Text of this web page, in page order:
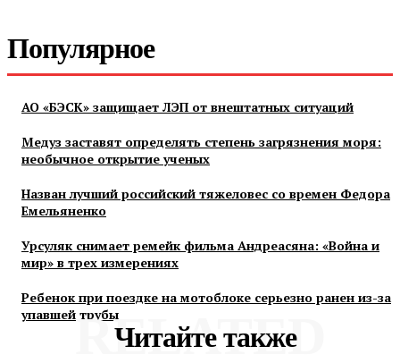
Популярное
АО «БЭСК» защищает ЛЭП от внештатных ситуаций
Медуз заставят определять степень загрязнения моря:
необычное открытие ученых
Назван лучший российский тяжеловес со времен Федора
Емельяненко
Урсуляк снимает ремейк фильма Андреасяна: «Война и
мир» в трех измерениях
Ребенок при поездке на мотоблоке серьезно ранен из-за
упавшей трубы
Читайте также
RELATED